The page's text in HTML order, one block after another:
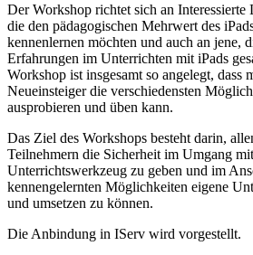
Der Workshop richtet sich an
die den pädagogischen Mehrwert des
kennenlernen möchten und auch an jene,
Erfahrungen im Unterrichten mit iPads
Workshop ist insgesamt so angelegt, dass
Neueinsteiger die verschiedensten
ausprobieren und üben kann.
Das Ziel des Workshops besteht darin,
Teilnehmern die Sicherheit im Umgang
Unterrichtswerkzeug zu geben und im
kennengelernten Möglichkeiten eigene
und umsetzen zu können.
Die Anbindung in IServ wird vorgestellt.